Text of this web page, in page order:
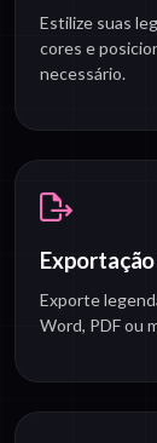
Estilize suas
cores e
necessário.
Exporte
Word, PDF ou